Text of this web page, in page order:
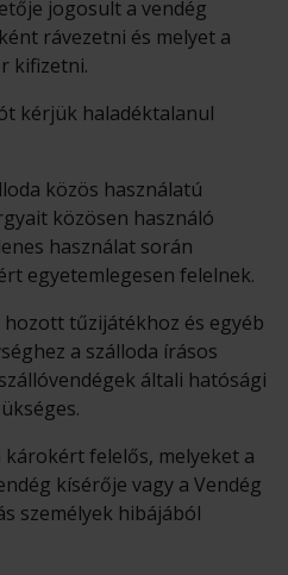
jogosult a vendég
rávezetni és melyet a
kifizetni.
kérjük haladéktalanul
közös használatú
közösen használó
használat során
egyetemlegesen felelnek.
hozott tűzijátékhoz és egyéb
a szálloda írásos
általi hatósági
károkért felelős, melyeket a
kísérője vagy a Vendég
személyek hibájából